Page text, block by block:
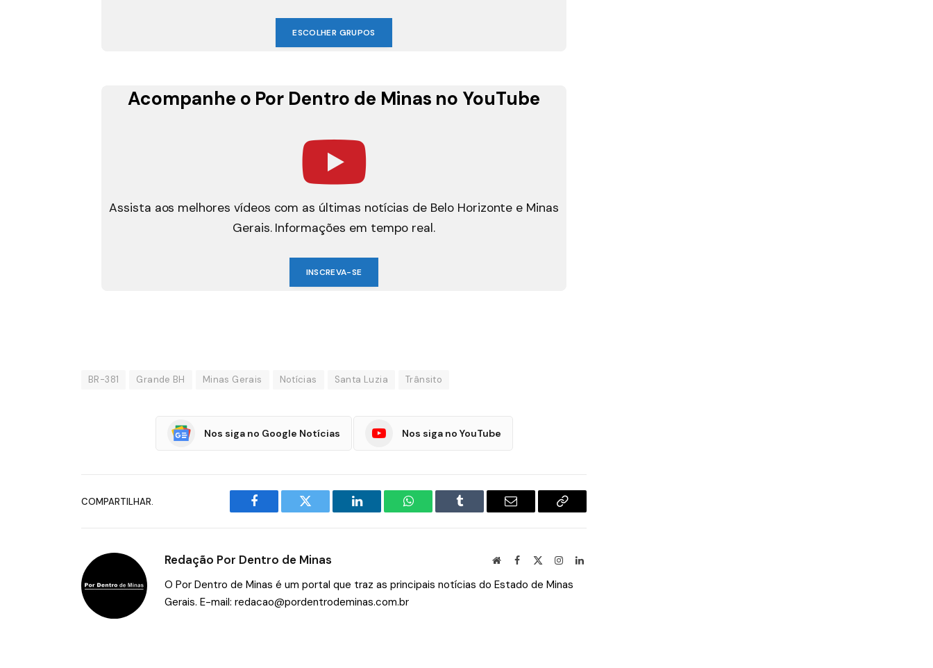
ESCOLHER GRUPOS
Acompanhe o Por Dentro de Minas no YouTube
Assista aos melhores vídeos com as últimas notícias de Belo Horizonte e Minas
Gerais. Informações em tempo real.
INSCREVA-SE
BR-381 Grande BH Minas Gerais Notícias Santa Luzia Trânsito
Nos siga no Google Notícias Nos siga no YouTube
COMPARTILHAR.
Facebook Twitter LinkedIn WhatsAppTumblr
E-
Copiar
Redação Por Dentro de Minas Site Facebook InstagramLinkedIn
O Por Dentro de Minas é um portal que traz as principais notícias do Estado de Minas
Gerais. E-mail: redacao@pordentrodeminas.com.br